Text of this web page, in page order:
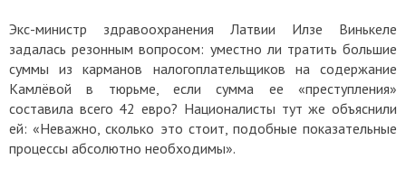
Экс-министр здравоохранения Латвии Илзе Винькеле
задалась резонным вопросом: уместно ли тратить большие
суммы из карманов налогоплательщиков на содержание
Камлёвой в тюрьме, если сумма ее «преступления»
составила всего 42 евро? Националисты тут же объяснили
ей: «Неважно, сколько это стоит, подобные показательные
процессы абсолютно необходимы».